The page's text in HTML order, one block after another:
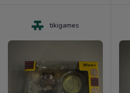
tikigames